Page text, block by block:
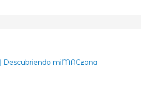
Descubriendo miMACzana